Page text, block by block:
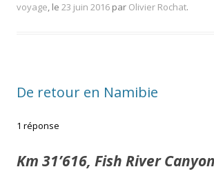
voyage, le 23 juin 2016 par Olivier Rochat.
De retour en Namibie
1 réponse
Km 31’616, Fish River